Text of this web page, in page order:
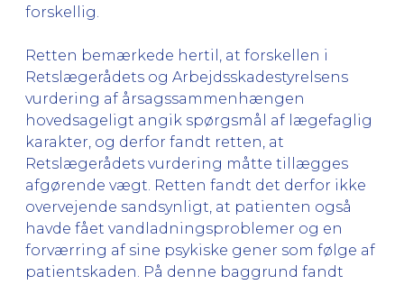
forskellig.
Retten bemærkede hertil, at forskellen i
Retslægerådets og Arbejdsskadestyrelsens
vurdering af årsagssammenhængen
hovedsageligt angik spørgsmål af lægefaglig
karakter, og derfor fandt retten, at
Retslægerådets vurdering måtte tillægges
afgørende vægt. Retten fandt det derfor ikke
overvejende sandsynligt, at patienten også
havde fået vandladningsproblemer og en
forværring af sine psykiske gener som følge af
patientskaden. På denne baggrund fandt